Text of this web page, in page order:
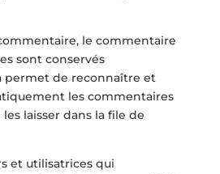
le commentaire
sont conservés
permet de reconnaître et
les commentaires
laisser dans la file de
et utilisatrices qui